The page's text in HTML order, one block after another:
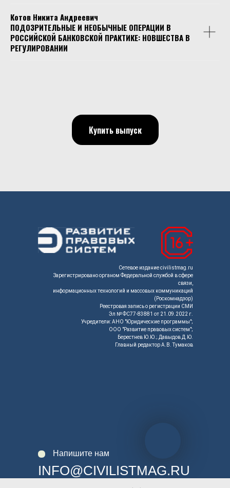
Котов Никита Андреевич
ПОДОЗРИТЕЛЬНЫЕ И НЕОБЫЧНЫЕ ОПЕРАЦИИ В
РОССИЙСКОЙ БАНКОВСКОЙ ПРАКТИКЕ: НОВШЕСТВА В
РЕГУЛИРОВАНИИ
Купить выпуск
INFO@CIVILISTMAG.RU
Напишите нам
Сетевое издание civilistmag.ru
Зарегистрировано органом Федеральной службой в сфере
связи,
информационных технологий и массовых коммуникаций
(Роскомнадзор)
Реестровая запись о регистрации СМИ
Эл № ФС77-83881 от 21.09.2022 г.
Учредители: АНО "Юридические программы";
ООО "Развитие правовых систем";
Берестнев Ю.Ю.; Давыдов Д.Ю.
Главный редактор А.В. Тумаков